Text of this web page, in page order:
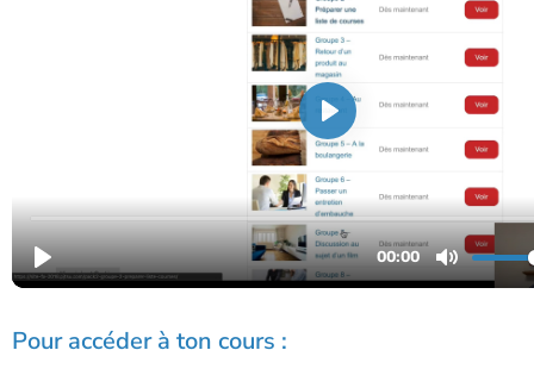
Pour accéder à ton cours :